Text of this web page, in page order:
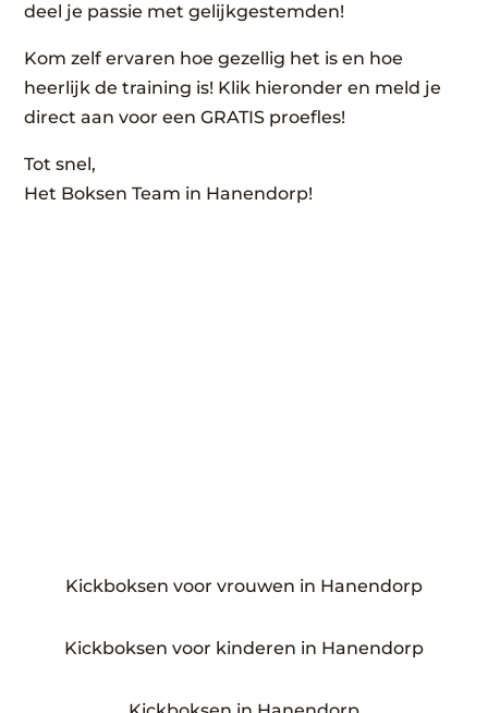
deel je passie met gelijkgestemden!
Kom zelf ervaren hoe gezellig het is en hoe
heerlijk de training is! Klik hieronder en meld je
direct aan voor een GRATIS proefles!
Tot snel,
Het Boksen Team in Hanendorp!
Kickboksen voor vrouwen in Hanendorp
Kickboksen voor kinderen in Hanendorp